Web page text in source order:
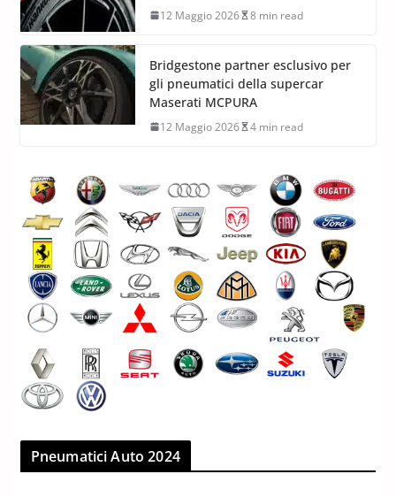
12 Maggio 2026 8 min read
Bridgestone partner esclusivo per
gli pneumatici della supercar
Maserati MCPURA
12 Maggio 2026 4 min read
Pneumatici Auto 2024